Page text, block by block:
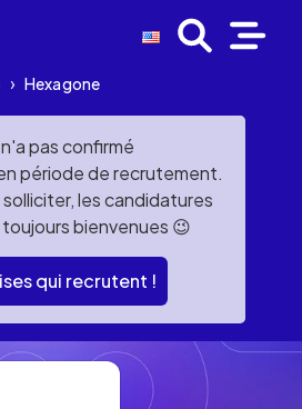
› Hexagone
pas confirmé
période de recrutement.
les candidatures
bienvenues 😉
qui recrutent !